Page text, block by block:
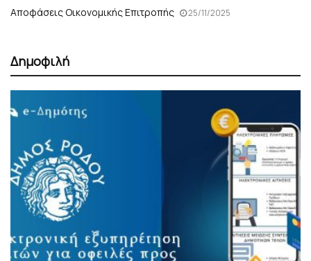
Αποφάσεις Οικονομικής Επιτροπής 25/11/2025
Δημοφιλή